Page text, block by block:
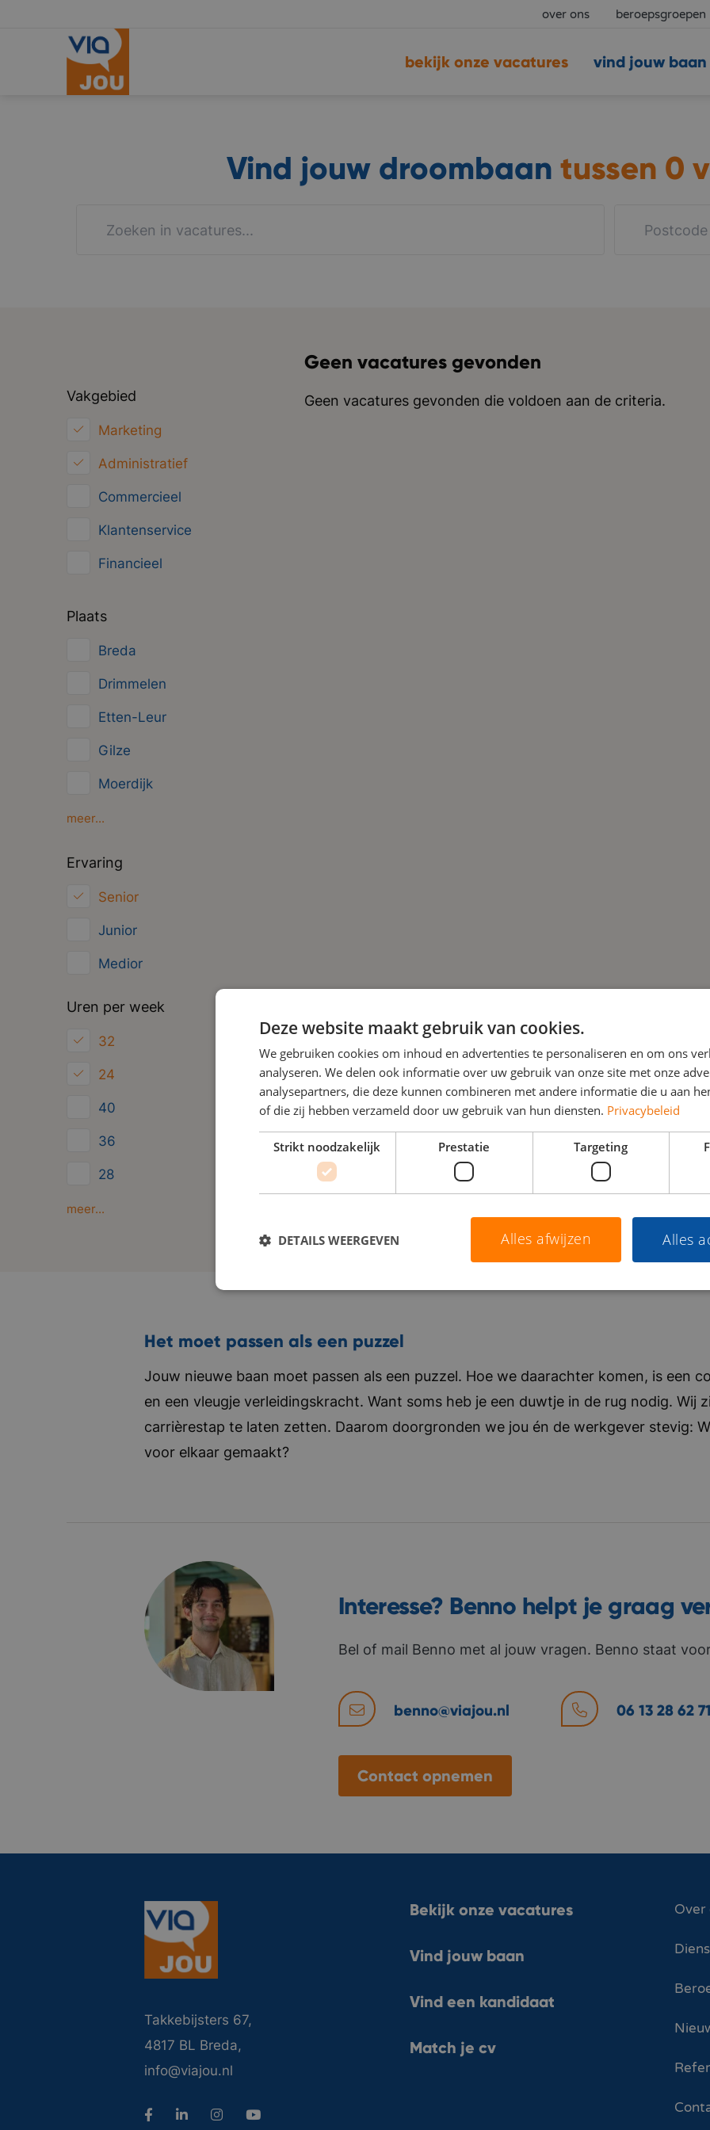
over ons beroepsgroepen
vind jouw baan
bekijk onze vacatures
Vind jouw droombaan tussen 0
Vakgebied
Marketing
Administratief
Commercieel
Klantenservice
Financieel
Plaats
Breda
Drimmelen
Etten-Leur
Gilze
Moerdijk
Oosterhout
meer...
Ervaring
Senior
Junior
Medior
Uren per week
32
24
40
36
28
Minder dan 24
meer...
Geen vacatures gevonden
Geen vacatures gevonden die voldoen aan de criteria.
Het moet passen als een puzzel
Jouw nieuwe baan moet passen als een puzzel. Hoe we daarachter komen, is een
en een vleugje verleidingskracht. Want soms heb je een duwtje in de rug nodig. Wij
carrièrestap te laten zetten. Daarom doorgronden we jou én de werkgever stevig:
voor elkaar gemaakt?
Interesse? Benno helpt je graag
Bel of mail Benno met al jouw vragen. Benno staat
benno@viajou.nl 06 13 28 62 71
Contact opnemen
Takkebijsters 67,
4817 BL Breda,
info@viajou.nl
Bekijk onze vacatures
Vind jouw baan
Vind een kandidaat
Match je cv
Over
Deze website maakt gebruik van cookies.
We gebruiken cookies om inhoud en advertenties te personaliseren en om ons
analyseren. We delen ook informatie over uw gebruik van onze site met onze
analysepartners, die deze kunnen combineren met andere informatie die u aan
of die zij hebben verzameld door uw gebruik van hun diensten. Privacybeleid
Strikt noodzakelijk Prestatie Targeting
Alles
Alles afwijzen
DETAILS WEERGEVEN